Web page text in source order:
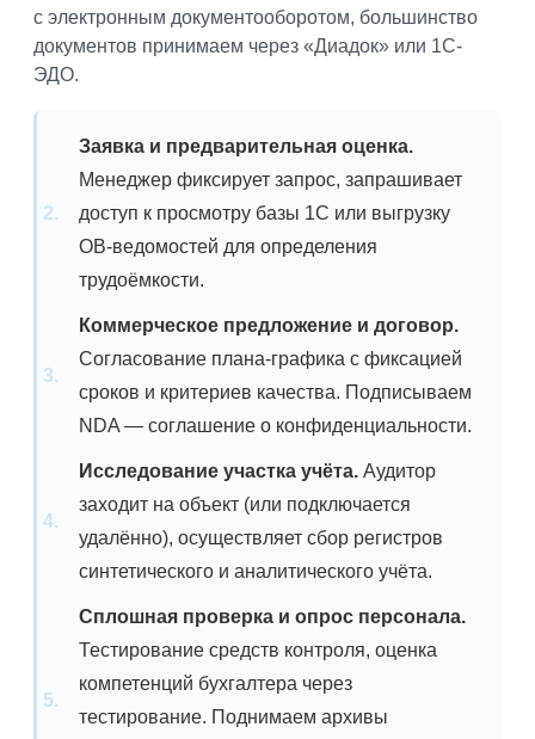
с электронным документооборотом, большинство
документов принимаем через «Диадок» или 1С-
ЭДО.
Заявка и предварительная оценка.
Менеджер фиксирует запрос, запрашивает
доступ к просмотру базы 1С или выгрузку
OB-ведомостей для определения
трудоёмкости.
Коммерческое предложение и договор.
Согласование плана-графика с фиксацией
сроков и критериев качества. Подписываем
NDA — соглашение о конфиденциальности.
Исследование участка учёта. Аудитор
заходит на объект (или подключается
удалённо), осуществляет сбор регистров
синтетического и аналитического учёта.
Сплошная проверка и опрос персонала.
Тестирование средств контроля, оценка
компетенций бухгалтера через
тестирование. Поднимаем архивы